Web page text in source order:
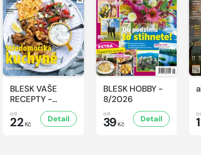
BLESK VAŠE
RECEPTY -
8/2026
od
22 Kč
Detail
BLESK HOBBY -
8/2026
od
39 Kč
Detail